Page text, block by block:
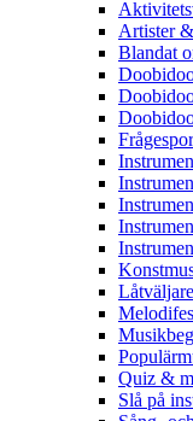
Artister
Blandat
Quiz &
Slå på